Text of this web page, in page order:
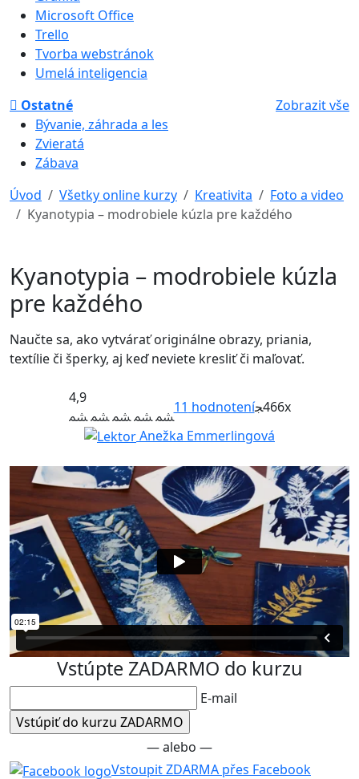
Microsoft Office
Trello
Tvorba webstránok
Umelá inteligencia
Ostatné
Zobrazit vše
Bývanie, záhrada a les
Zvieratá
Zábava
Úvod
Všetky online kurzy Kreativita
Foto a video
Kyanotypia – modrobiele kúzla pre každého
Kyanotypia – modrobiele kúzla
pre každého
Naučte sa, ako vytvárať originálne obrazy, priania,
textílie či šperky, aj keď neviete kresliť či maľovať.
4,9
11 hodnotení 466x
Anežka Emmerlingová
Vstúpte ZADARMO do kurzu
E-mail
— alebo —
Vstoupit ZDARMA přes Facebook